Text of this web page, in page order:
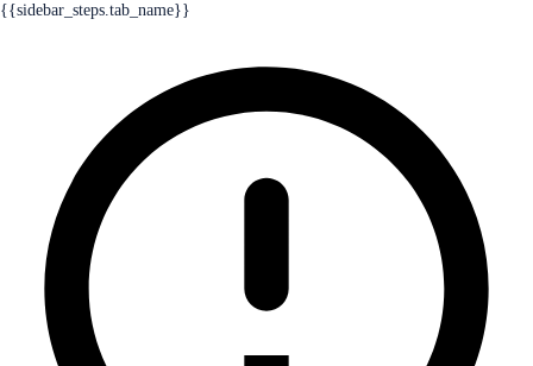
{{sidebar_steps.tab_name}}